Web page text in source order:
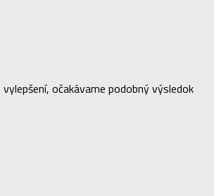
očakávame podobný výsledok